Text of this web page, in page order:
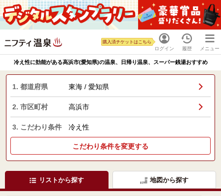
ログイン
購入済チケットはこちら
履歴 メニュー
冷え性に効能がある高浜市(愛知県)の温泉、日帰り温泉、スーパー銭湯おすすめ
1. 都道府県 東海 / 愛知県
2. 市区町村 高浜市
3. こだわり条件 冷え性
こだわり条件を変更する
リストから探す 地図から探す